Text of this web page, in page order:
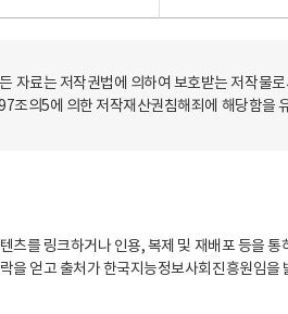
자료는 저작권법에 의하여 보호받는 저작물
조의5에 의한 저작재산권침해죄에 해당함을
츠를 링크하거나 인용, 복제 및 재배포 등을
을 얻고 출처가 한국지능정보사회진흥원임